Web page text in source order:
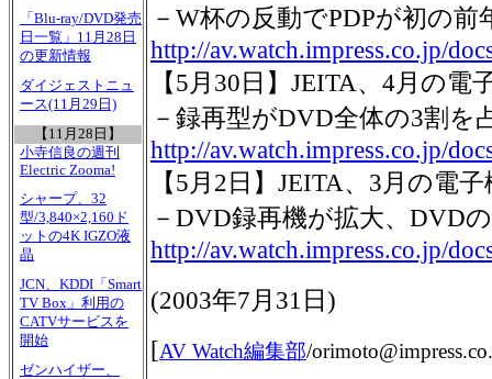
「Blu-ray/DVD発売
日一覧」11月28日
の更新情報
ダイジェストニュ
ース(11月29日)
【11月28日】
小寺信良の週刊
Electric Zooma!
シャープ、32
型/3,840×2,160ド
ットの4K IGZO液
晶
JCN、KDDI「Smart
TV Box」利用の
CATVサービスを
開始
ゼンハイザー、
－W杯の反動でPDPが初の前
http://av.watch.impress.co.jp/
【5月30日】JEITA、4月の
－録再型がDVD全体の3割を
http://av.watch.impress.co.jp/
【5月2日】JEITA、3月の電
－DVD録再機が拡大、DVD
http://av.watch.impress.co.jp/
(2003年7月31日)
[AV Watch編集部/